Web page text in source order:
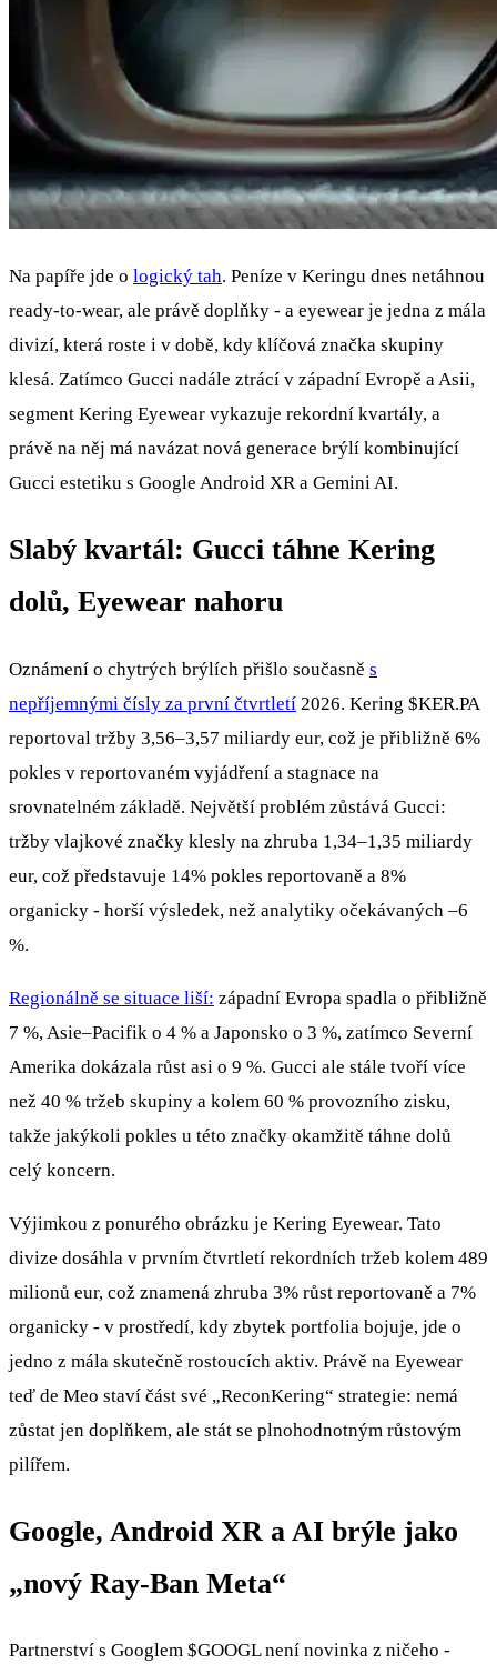
Na papíře jde o logický tah. Peníze v Keringu dnes netáhnou
ready‑to‑wear, ale právě doplňky - a eyewear je jedna z mála
divizí, která roste i v době, kdy klíčová značka skupiny
klesá. Zatímco Gucci nadále ztrácí v západní Evropě a Asii,
segment Kering Eyewear vykazuje rekordní kvartály, a
právě na něj má navázat nová generace brýlí kombinující
Gucci estetiku s Google Android XR a Gemini AI.
Slabý kvartál: Gucci táhne Kering
dolů, Eyewear nahoru
Oznámení o chytrých brýlích přišlo současně s
nepříjemnými čísly za první čtvrtletí 2026. Kering $KER.PA
reportoval tržby 3,56–3,57 miliardy eur, což je přibližně 6%
pokles v reportovaném vyjádření a stagnace na
srovnatelném základě. Největší problém zůstává Gucci:
tržby vlajkové značky klesly na zhruba 1,34–1,35 miliardy
eur, což představuje 14% pokles reportovaně a 8%
organicky - horší výsledek, než analytiky očekávaných –6
%.
Regionálně se situace liší: západní Evropa spadla o přibližně
7 %, Asie–Pacifik o 4 % a Japonsko o 3 %, zatímco Severní
Amerika dokázala růst asi o 9 %. Gucci ale stále tvoří více
než 40 % tržeb skupiny a kolem 60 % provozního zisku,
takže jakýkoli pokles u této značky okamžitě táhne dolů
celý koncern.
Výjimkou z ponurého obrázku je Kering Eyewear. Tato
divize dosáhla v prvním čtvrtletí rekordních tržeb kolem 489
milionů eur, což znamená zhruba 3% růst reportovaně a 7%
organicky - v prostředí, kdy zbytek portfolia bojuje, jde o
jedno z mála skutečně rostoucích aktiv. Právě na Eyewear
teď de Meo staví část své „ReconKering“ strategie: nemá
zůstat jen doplňkem, ale stát se plnohodnotným růstovým
pilířem.
Google, Android XR a AI brýle jako
„nový Ray‑Ban Meta“
Partnerství s Googlem $GOOGLnení novinka z ničeho -